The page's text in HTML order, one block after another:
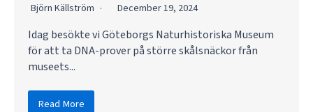
Björn Källström December 19, 2024
Idag besökte vi Göteborgs Naturhistoriska Museum
för att ta DNA-prover på större skålsnäckor från
museets...
Read More